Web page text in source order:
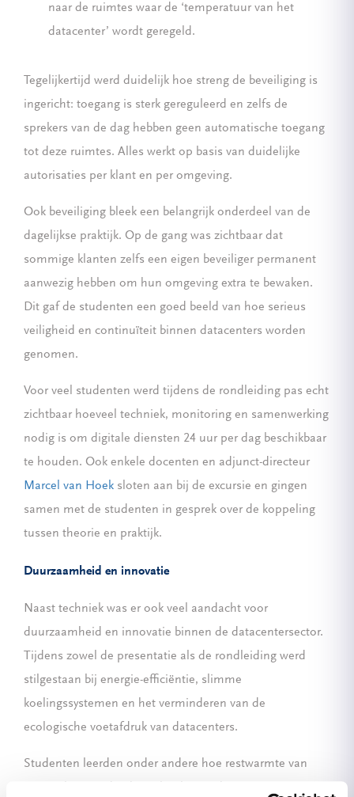
naar de ruimtes waar de ‘temperatuur van het
datacenter’ wordt geregeld.
Tegelijkertijd werd duidelijk hoe streng de beveiliging is
ingericht: toegang is sterk gereguleerd en zelfs de
sprekers van de dag hebben geen automatische toegang
tot deze ruimtes. Alles werkt op basis van duidelijke
autorisaties per klant en per omgeving.
Ook beveiliging bleek een belangrijk onderdeel van de
dagelijkse praktijk. Op de gang was zichtbaar dat
sommige klanten zelfs een eigen beveiliger permanent
aanwezig hebben om hun omgeving extra te bewaken.
Dit gaf de studenten een goed beeld van hoe serieus
veiligheid en continuïteit binnen datacenters worden
genomen.
Voor veel studenten werd tijdens de rondleiding pas echt
zichtbaar hoeveel techniek, monitoring en samenwerking
nodig is om digitale diensten 24 uur per dag beschikbaar
te houden. Ook enkele docenten en adjunct-directeur
Marcel van Hoek sloten aan bij de excursie en gingen
samen met de studenten in gesprek over de koppeling
tussen theorie en praktijk.
Duurzaamheid en innovatie
Naast techniek was er ook veel aandacht voor
duurzaamheid en innovatie binnen de datacentersector.
Tijdens zowel de presentatie als de rondleiding werd
stilgestaan bij energie-efficiëntie, slimme
koelingssystemen en het verminderen van de
ecologische voetafdruk van datacenters.
Studenten leerden onder andere hoe restwarmte van